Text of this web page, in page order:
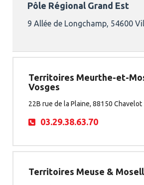
Pôle Régional Grand Est
9 Allée de Longchamp, 54600
Territoires Meurthe-et-
Vosges
22B rue de la Plaine, 88150 Chavelot
03.29.38.63.70
Territoires Meuse &